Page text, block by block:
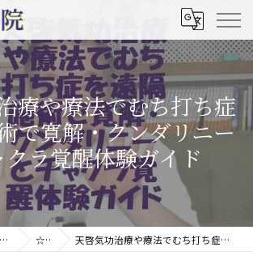
療や療法でむち打ち症
で寛解・クンダリニー
クラ覚醒体験ガイド
東京の気功は天啓気療院(天啓気功療法治療院) ☆コラム 天啓気功治療や療法でむち打ち症を遠隔施術で寛解・クンダリニーとチャクラ覚醒体験ガイド